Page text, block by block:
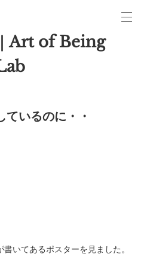
Art of Being
いるのに・・
いてあるポスターを見ました。